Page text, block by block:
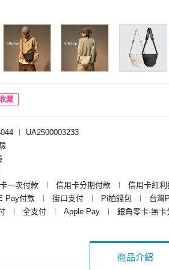
藏
︱
UA2500003233
一次付款
︱ 信用卡分期付款 ︱ 信用卡紅利
Pay付款 ︱ 街口支付 ︱ Pi拍錢包 ︱ 台灣
︱ 全支付 ︱ Apple Pay ︱ 銀角零卡-無卡
商品介紹